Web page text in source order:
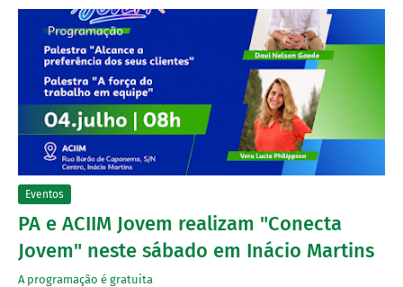
Eventos
PA e ACIIM Jovem realizam "Conecta
Jovem" neste sábado em Inácio Martins
A programação é gratuita